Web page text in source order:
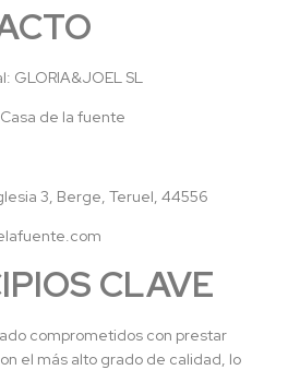
GLORIA&JOEL SL
de la fuente
3, Berge, Teruel, 44556
CLAVE
comprometidos con prestar
el más alto grado de calidad, lo